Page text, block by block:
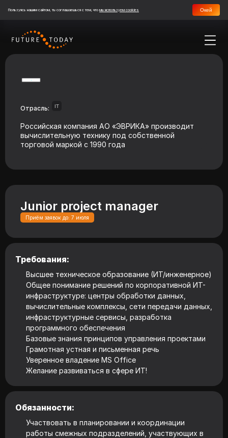
Пользуясь нашим сайтом, ты соглашаешься с тем, что мы используем cookies Окей
Отрасль: IT
Российская компания АО «ЭВРИКА» производит
вычислительную технику под собственной
торговой маркой с 1990 года
Junior project manager
Приём заявок до: 7 июля
Требования:
Высшее техническое образование (ИТ/инженерное)
Общее понимание решений по корпоративной ИТ-
инфраструктуре: центры обработки данных,
вычислительные комплексы, сети передачи данных,
инфраструктурные сервисы, разработка
программного обеспечения
Базовые знания принципов управления проектами
Грамотная устная и письменная речь
Уверенное владение MS Office
Желание развиваться в сфере ИТ!
Обязанности:
Участвовать в планировании и координации
работы смежных подразделений, участвующих в